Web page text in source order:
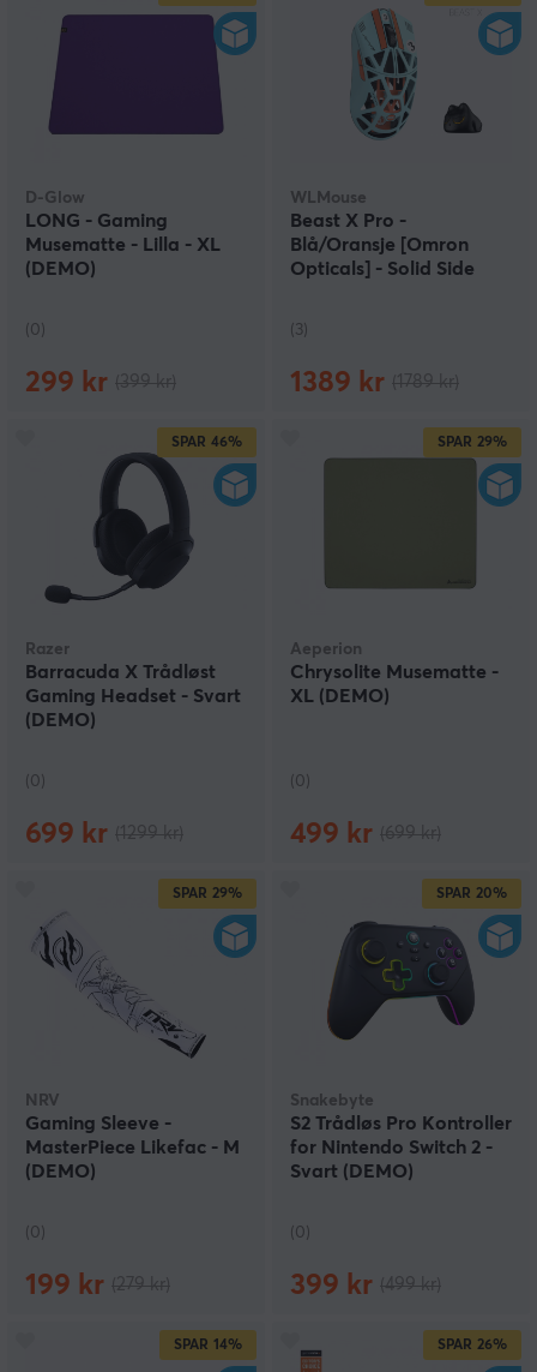
D-Glow
LONG - Gaming
Musematte - Lilla - XL
(DEMO)
(0)
299 kr
WLMouse
Beast X Pro -
Blå/Oransje [Omron
Opticals] - Solid Side
(3)
1389 kr
SPAR 46%
Razer
Barracuda X Trådløst
Gaming Headset - Svart
(DEMO)
(0)
699 kr
SPAR 29%
Aeperion
Chrysolite Musematte -
XL (DEMO)
(0)
499 kr
SPAR 29%
NRV
Gaming Sleeve -
MasterPiece Likefac - M
(DEMO)
(0)
199 kr
SPAR 20%
Snakebyte
S2 Trådløs Pro Kontroller
for Nintendo Switch 2 -
Svart (DEMO)
(0)
399 kr
SPAR 14% SPAR 26%